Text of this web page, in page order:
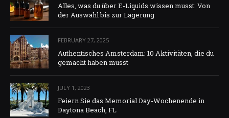
Alles, was du über E-Liquids wissen musst: Von
der Auswahl bis zur Lagerung
FEBRUARY 27, 2025
Authentisches Amsterdam: 10 Aktivitäten, die du
gemacht haben musst
JULY 1, 2023
Feiern Sie das Memorial Day-Wochenende in
Daytona Beach, FL